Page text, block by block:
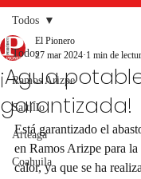
Todos
Ramos Arizpe
Saltillo
Arteaga
Coahuila
Todos
¡Agua
garantizada!
El Pionero
27 mar 2024 1 min de
Está garantizado el
en Ramos Arizpe para la
calor, ya que se ha